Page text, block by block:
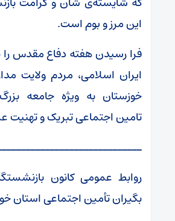
این مرز و بوم است.
فرا رسیدن هفته دفاع مقدس
ایران اسلامی، مردم ولایت
خوزستان به ویژه جامعه
تامین اجتماعی تبریک و
روابط عمومی کانون
بگیران تأمین اجتماعی استان